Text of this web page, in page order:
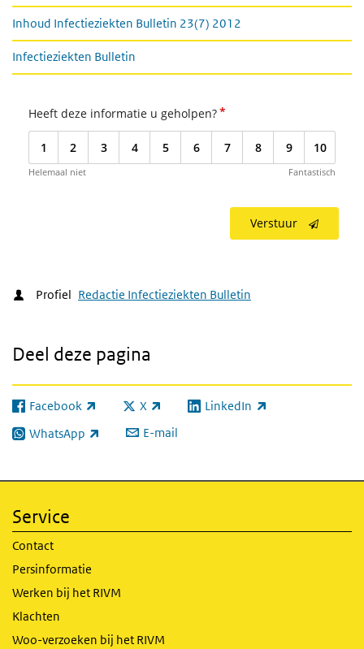
Inhoud Infectieziekten Bulletin 23(7) 2012
Infectieziekten Bulletin
Heeft deze informatie u geholpen?*
1 2 3 4 5 6 7 8 9 10
Helemaal niet Fantastisch
Verstuur
Profiel Redactie Infectieziekten Bulletin
Deel deze pagina
Facebook
(externe link) X
(externe link) LinkedIn
(externe link)
WhatsApp
(externe link) E-mail
Service
Contact
Persinformatie
Werken bij het RIVM
Klachten
Woo-verzoeken bij het RIVM